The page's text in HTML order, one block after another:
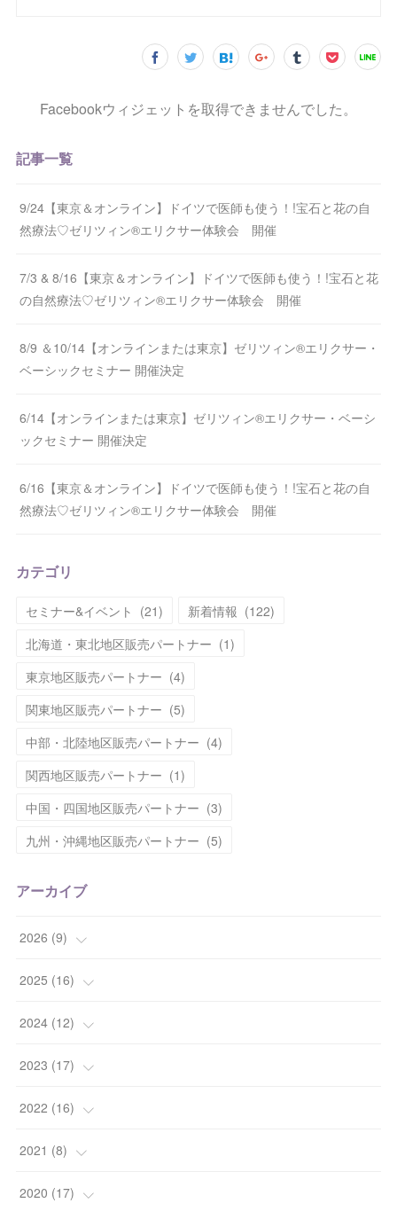
Facebookウィジェットを取得できませんでした。
記事一覧
9/24【東京＆オンライン】ドイツで医師も使う！!宝石と花の自
然療法♡ゼリツィン®エリクサー体験会 開催
7/3 & 8/16【東京＆オンライン】ドイツで医師も使う！!宝石と花
の自然療法♡ゼリツィン®エリクサー体験会 開催
8/9 ＆10/14【オンラインまたは東京】ゼリツィン®エリクサー・
ベーシックセミナー 開催決定
6/14【オンラインまたは東京】ゼリツィン®エリクサー・ベーシ
ックセミナー 開催決定
6/16【東京＆オンライン】ドイツで医師も使う！!宝石と花の自
然療法♡ゼリツィン®エリクサー体験会 開催
カテゴリ
セミナー&イベント (21) 新着情報 (122)
北海道・東北地区販売パートナー (1)
東京地区販売パートナー (4)
関東地区販売パートナー (5)
中部・北陸地区販売パートナー (4)
関西地区販売パートナー (1)
中国・四国地区販売パートナー (3)
九州・沖縄地区販売パートナー (5)
アーカイブ
2026 (9)
(1)
( 2)
(2)
( 2)
(2
2025 (16)
(2)
(2)
(6)
(4
(2)
2024 (12)
(1)
(2)
(2
(3)
2023 (17)
(1)
(5
(3)
2022 (16)
(1
(1)
2021 (8)
(3)
2020 (17)